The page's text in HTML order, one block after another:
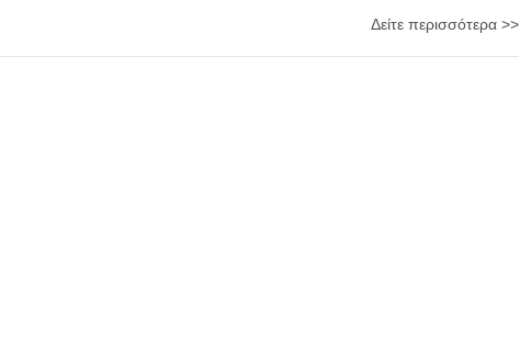
Δείτε περισσότερα >>